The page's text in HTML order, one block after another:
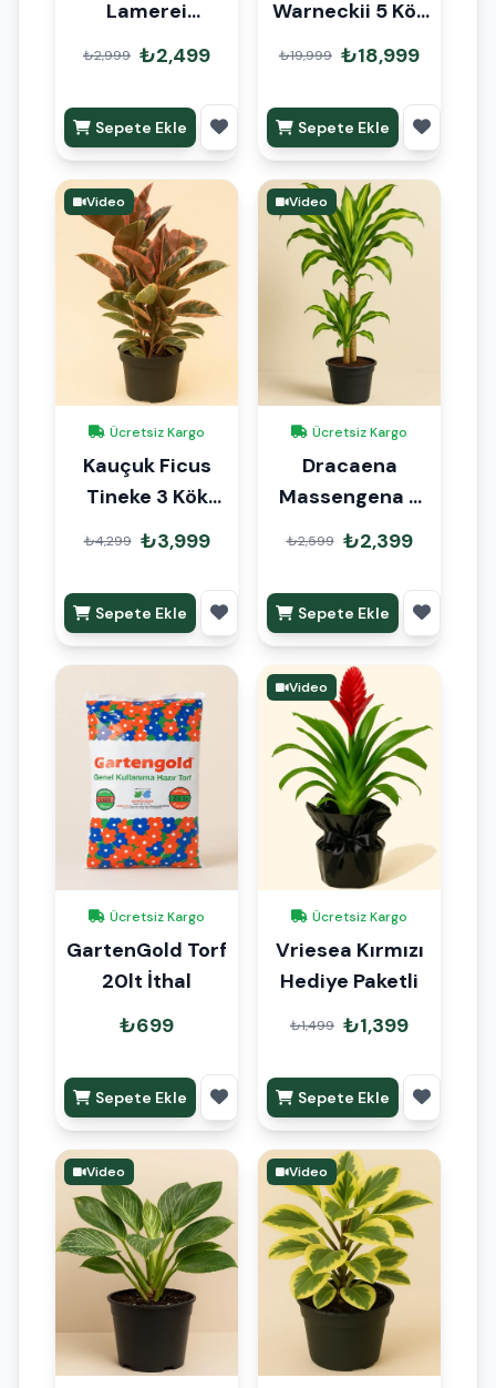
Lamerei
Madagaskar
Palmiyesi 100cm
₺2,999 ₺2,499
Sepete Ekle
Warneckii 5 Kök
160cm
₺19,999 ₺18,999
Sepete Ekle
Video
Ücretsiz Kargo
Kauçuk Ficus
Tineke 3 Kök
İthal 100cm
₺4,299 ₺3,999
Sepete Ekle
Video
Ücretsiz Kargo
Dracaena
Massengena 2
Kök 90cm
₺2,599 ₺2,399
Sepete Ekle
Ücretsiz Kargo
GartenGold Torf
20lt İthal
₺699
Sepete Ekle
Video
Ücretsiz Kargo
Vriesea Kırmızı
Hediye Paketli
₺1,499 ₺1,399
Sepete Ekle
Video Video